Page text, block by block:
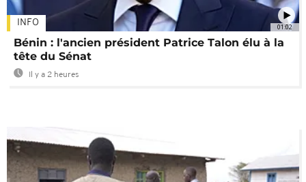
01:02
INFO
Bénin : l'ancien président Patrice Talon élu à la
tête du Sénat
Il y a 2 heures